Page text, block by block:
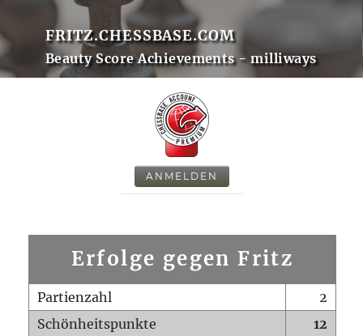
FRITZ.CHESSBASE.COM
Beauty Score Achievements - milliways
ANMELDEN
Erfolge gegen Fritz
Partienzahl
2
Schönheitspunkte
12